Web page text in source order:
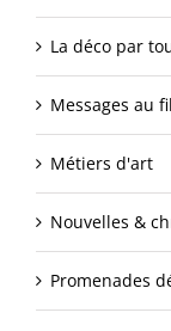
La déco par
Messages au
Métiers d'art
Nouvelles &
Promenades